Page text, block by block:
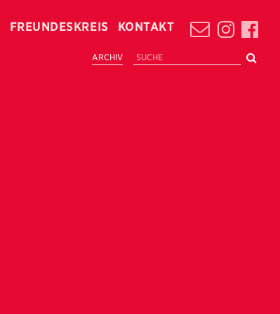
FREUNDESKREIS KONTAKT
ARCHIV